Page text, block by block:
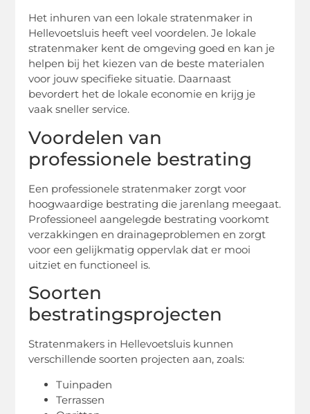
Het inhuren van een lokale stratenmaker in
Hellevoetsluis heeft veel voordelen. Je lokale
stratenmaker kent de omgeving goed en kan je
helpen bij het kiezen van de beste materialen
voor jouw specifieke situatie. Daarnaast
bevordert het de lokale economie en krijg je
vaak sneller service.
Voordelen van
professionele bestrating
Een professionele stratenmaker zorgt voor
hoogwaardige bestrating die jarenlang meegaat.
Professioneel aangelegde bestrating voorkomt
verzakkingen en drainageproblemen en zorgt
voor een gelijkmatig oppervlak dat er mooi
uitziet en functioneel is.
Soorten
bestratingsprojecten
Stratenmakers in Hellevoetsluis kunnen
verschillende soorten projecten aan, zoals:
Tuinpaden
Terrassen